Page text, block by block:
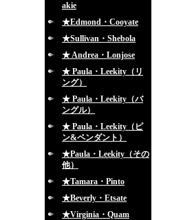
akie
★Edmond・Cooyate
★Sullivan・Shebola
★ Andrea・Lonjose
★ Paula・Leekity（リ
ング）
★ Paula・Leekity（バ
ングル）
★ Paula・Leekity（ピ
ン&ペンダント）
★Paula・Leekity（その
他）
★Tamara・Pinto
★Beverly・Etsate
★Virginia・Quam